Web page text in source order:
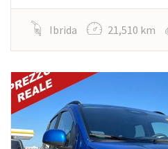
Ibrida 21,510 km